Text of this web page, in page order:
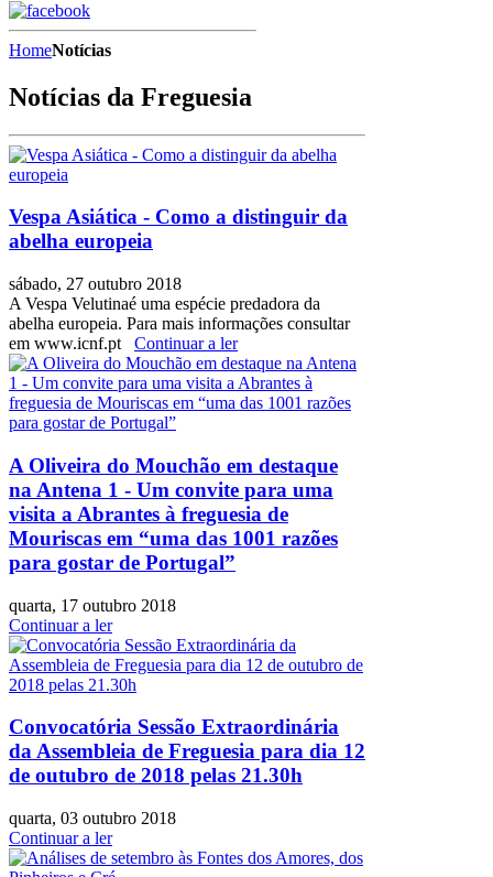
HomeNotícias
Notícias da Freguesia
Vespa Asiática - Como a distinguir da
abelha europeia
sábado, 27 outubro 2018
A Vespa Velutinaé uma espécie predadora da
abelha europeia. Para mais informações consultar
em www.icnf.pt Continuar a ler
A Oliveira do Mouchão em destaque
na Antena 1 - Um convite para uma
visita a Abrantes à freguesia de
Mouriscas em “uma das 1001 razões
para gostar de Portugal”
quarta, 17 outubro 2018
Continuar a ler
Convocatória Sessão Extraordinária
da Assembleia de Freguesia para dia 12
de outubro de 2018 pelas 21.30h
quarta, 03 outubro 2018
Continuar a ler